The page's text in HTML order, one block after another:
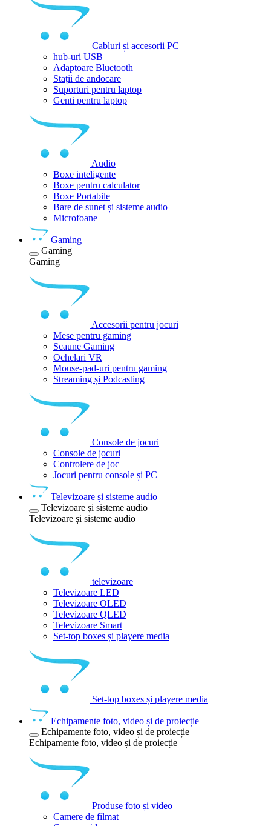
Cabluri și accesorii PC
hub-uri USB
Adaptoare Bluetooth
Stații de andocare
Suporturi pentru laptop
Genti pentru laptop
Audio
Boxe inteligente
Boxe pentru calculator
Boxe Portabile
Bare de sunet și sisteme audio
Microfoane
Gaming
Gaming
Gaming
Accesorii pentru jocuri
Mese pentru gaming
Scaune Gaming
Ochelari VR
Mouse-pad-uri pentru gaming
Streaming și Podcasting
Console de jocuri
Console de jocuri
Controlere de joc
Jocuri pentru console și PC
Televizoare și sisteme audio
Televizoare și sisteme audio
Televizoare și sisteme audio
televizoare
Televizoare LED
Televizoare OLED
Televizoare QLED
Televizoare Smart
Set-top boxes și playere media
Set-top boxes și playere media
Echipamente foto, video și de proiecție
Echipamente foto, video și de proiecție
Echipamente foto, video și de proiecție
Produse foto și video
Camere de filmat